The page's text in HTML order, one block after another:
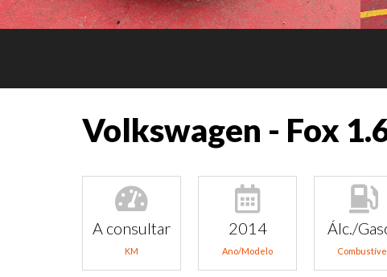
Volkswagen - Fox
A consultar
KM
2014
Ano/Modelo
Álc./